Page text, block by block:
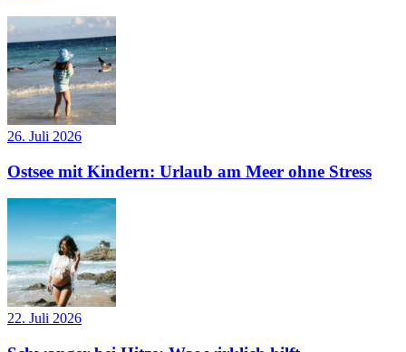
26. Juli 2026
Ostsee mit Kindern: Urlaub am Meer ohne Stress
22. Juli 2026